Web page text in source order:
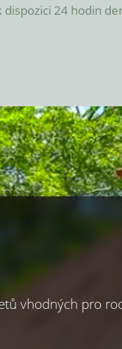
24 hodin
vhodných pro